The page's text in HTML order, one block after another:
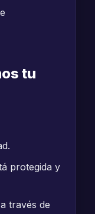
tu
protegida y
través de